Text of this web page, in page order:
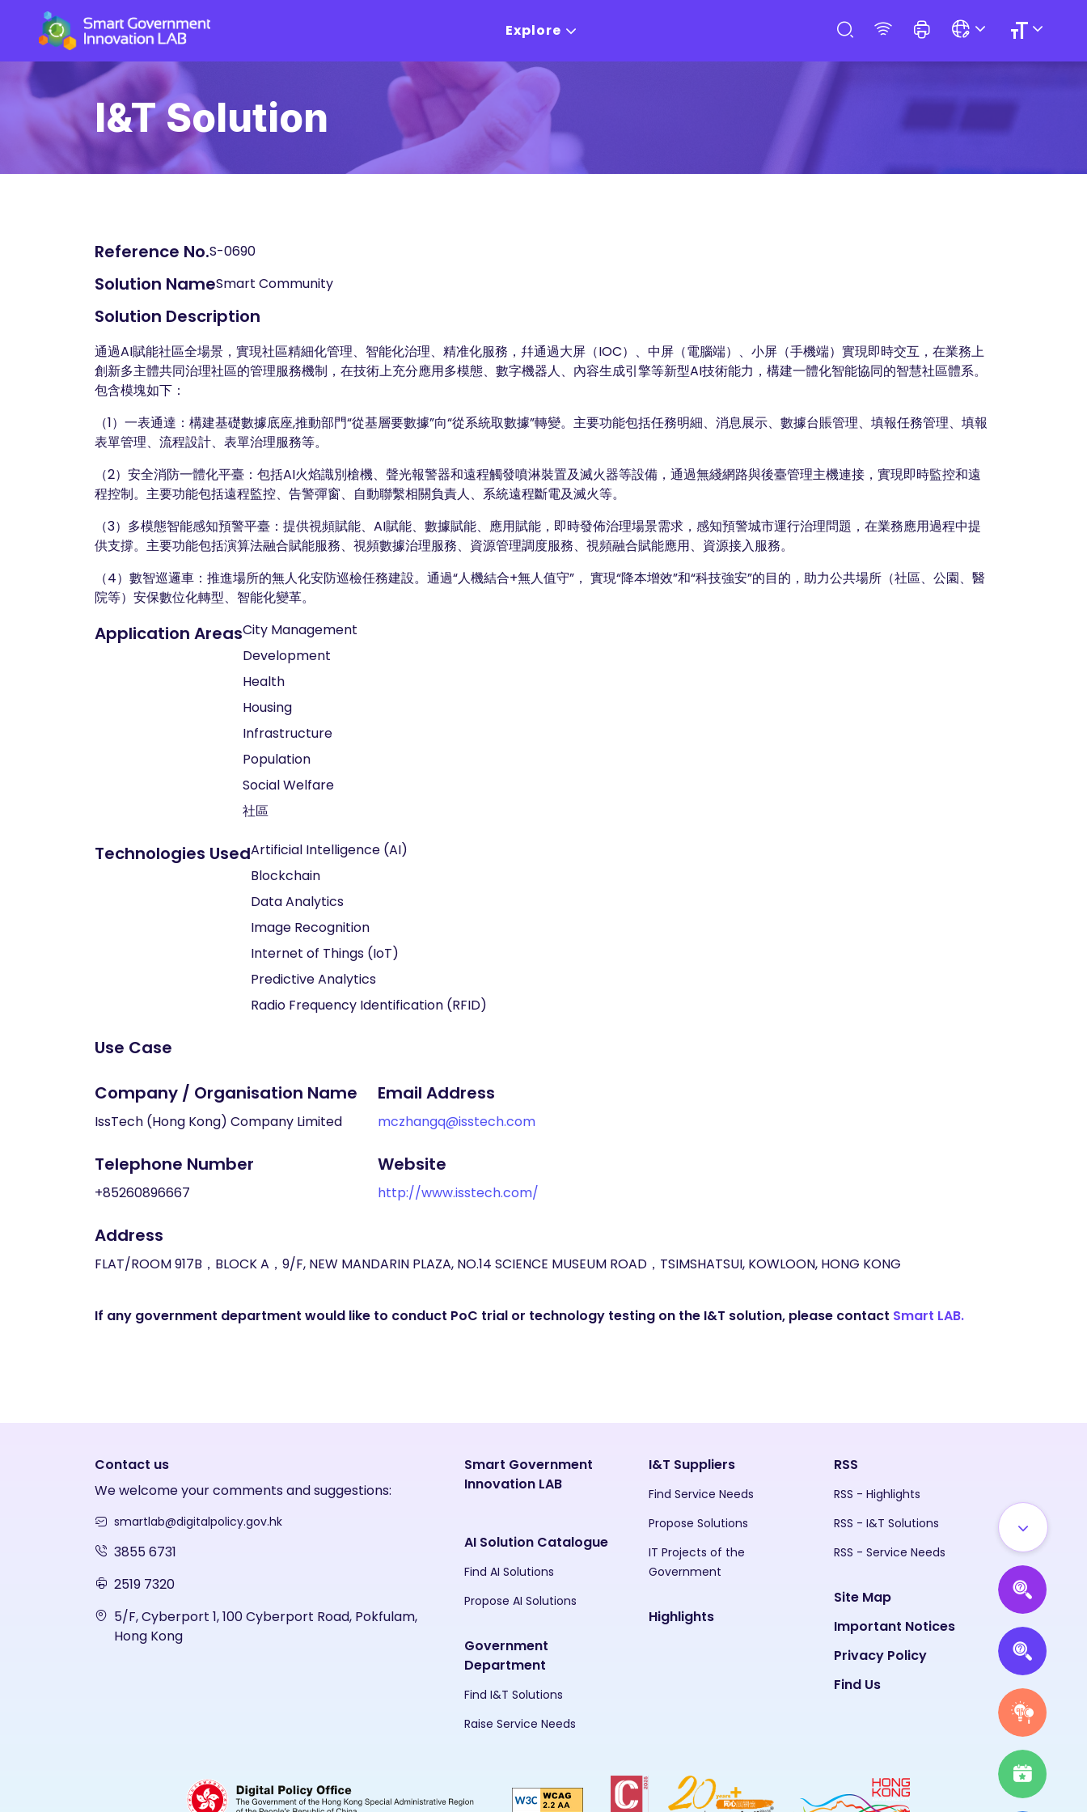
Explore
I&T Solution
Reference No.S-0690
Solution NameSmart Community
Solution Description
通過AI賦能社區全場景，實現社區精細化管理、智能化治理、精准化服務，幷通過大屏（IOC）、中屏（電腦端）、小屏（手機端）實現即時交互，在業務上
創新多主體共同治理社區的管理服務機制，在技術上充分應用多模態、數字機器人、內容生成引擎等新型AI技術能力，構建一體化智能協同的智慧社區體系。
包含模塊如下：
（1）一表通達：構建基礎數據底座,推動部門“從基層要數據”向“從系統取數據”轉變。主要功能包括任務明細、消息展示、數據台賬管理、填報任務管理、填報
表單管理、流程設計、表單治理服務等。
（2）安全消防一體化平臺：包括AI火焰識別槍機、聲光報警器和遠程觸發噴淋裝置及滅火器等設備，通過無綫網路與後臺管理主機連接，實現即時監控和遠
程控制。主要功能包括遠程監控、告警彈窗、自動聯繫相關負責人、系統遠程斷電及滅火等。
（3）多模態智能感知預警平臺：提供視頻賦能、AI賦能、數據賦能、應用賦能，即時發佈治理場景需求，感知預警城市運行治理問題，在業務應用過程中提
供支撐。主要功能包括演算法融合賦能服務、視頻數據治理服務、資源管理調度服務、視頻融合賦能應用、資源接入服務。
（4）數智巡邏車：推進場所的無人化安防巡檢任務建設。通過“人機結合+無人值守”， 實現“降本增效”和“科技強安”的目的，助力公共場所（社區、公園、醫
院等）安保數位化轉型、智能化變革。
Application AreasCity Management
Development
Health
Housing
Infrastructure
Population
Social Welfare
社區
Technologies UsedArtificial Intelligence (AI)
Blockchain
Data Analytics
Image Recognition
Internet of Things (IoT)
Predictive Analytics
Radio Frequency Identification (RFID)
Use Case
Company / Organisation Name
IssTech (Hong Kong) Company Limited
Email Address
mczhangq@isstech.com
Telephone Number
+85260896667
Website
http://www.isstech.com/
Address
FLAT/ROOM 917B，BLOCK A，9/F, NEW MANDARIN PLAZA, NO.14 SCIENCE MUSEUM ROAD，TSIMSHATSUI, KOWLOON, HONG KONG
If any government department would like to conduct PoC trial or technology testing on the I&T solution, please contact Smart LAB.
Contact us
We welcome your comments and suggestions:
smartlab@digitalpolicy.gov.hk
3855 6731
2519 7320
5/F, Cyberport 1, 100 Cyberport Road, Pokfulam,
Hong Kong
Smart Government
Innovation LAB
AI Solution Catalogue
Find AI Solutions
Propose AI Solutions
Government
Department
Find I&T Solutions
Raise Service Needs
I&T Suppliers
Find Service Needs
Propose Solutions
IT Projects of the
Government
Highlights
RSS
RSS - Highlights
RSS - I&T Solutions
RSS - Service Needs
Site Map
Important Notices
Privacy Policy
Find Us